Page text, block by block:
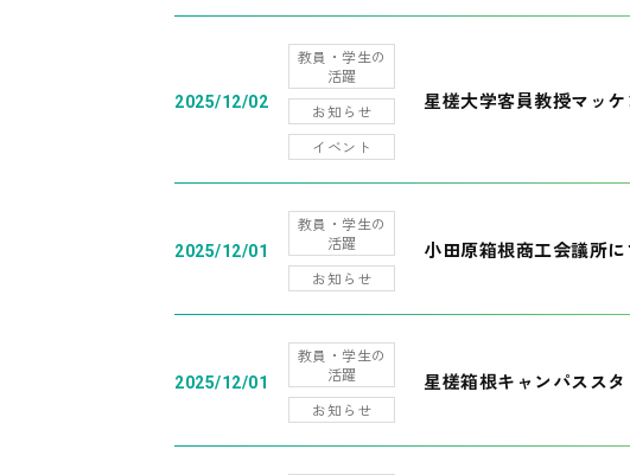
2025/12/02
教員・学生の
活躍
お知らせ
イベント
星槎大学客員教授マッ
2025/12/01
教員・学生の
活躍
お知らせ
小田原箱根商工会議所
2025/12/01
教員・学生の
活躍
お知らせ
星槎箱根キャンパスス